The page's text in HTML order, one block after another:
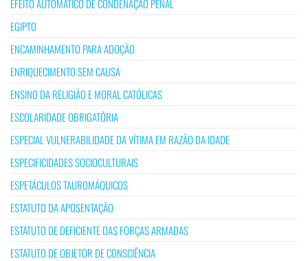
EFEITO AUTOMÁTICO DE CONDENAÇÃO PENAL
EGIPTO
ENCAMINHAMENTO PARA ADOÇÃO
ENRIQUECIMENTO SEM CAUSA
ENSINO DA RELIGIÃO E MORAL CATÓLICAS
ESCOLARIDADE OBRIGATÓRIA
ESPECIAL VULNERABILIDADE DA VÍTIMA EM RAZÃO DA IDADE
ESPECIFICIDADES SOCIOCULTURAIS
ESPETÁCULOS TAUROMÁQUICOS
ESTATUTO DA APOSENTAÇÃO
ESTATUTO DE DEFICIENTE DAS FORÇAS ARMADAS
ESTATUTO DE OBJETOR DE CONSCIÊNCIA